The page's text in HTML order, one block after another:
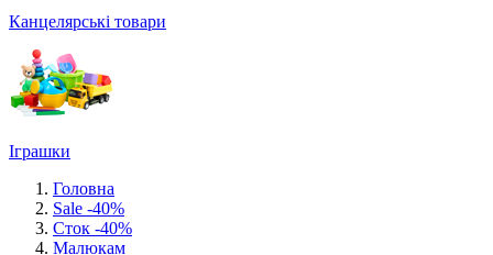
Канцелярські товари
Іграшки
Головна
Sale -40%
Сток -40%
Малюкам